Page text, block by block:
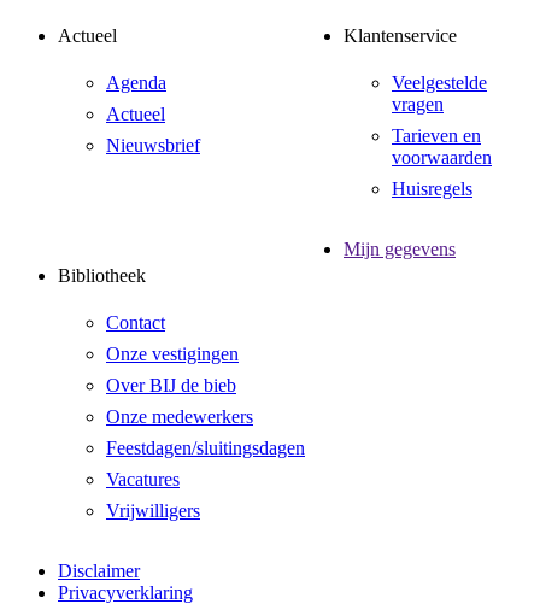
Actueel
Agenda
Actueel
Nieuwsbrief
Klantenservice
Veelgestelde
vragen
Tarieven en
voorwaarden
Huisregels
Bibliotheek
Contact
Onze vestigingen
Over BIJ de bieb
Onze medewerkers
Feestdagen/sluitingsdagen
Vacatures
Vrijwilligers
Mijn gegevens
Disclaimer
Privacyverklaring